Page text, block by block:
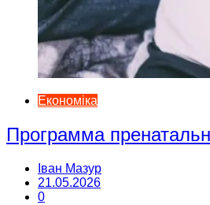
Економіка
Программа
Іван Мазур
21.05.2026
0